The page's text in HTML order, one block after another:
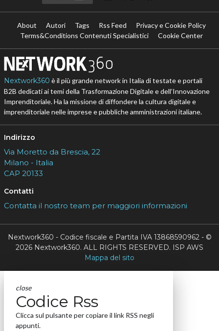
About Autori Tags Rss Feed
Privacy e Cookie Policy
Terms&Conditions Contenuti Specialistici
Cookie Center
Nextwork360 è il più grande network in Italia di testate e portali
B2B dedicati ai temi della Trasformazione Digitale e dell’Innovazione
Imprenditoriale. Ha la missione di diffondere la cultura digitale e
imprenditoriale nelle imprese e pubbliche amministrazioni italiane.
Indirizzo
Via Moretto da Brescia, 22
Milano - Italia
CAP 20133
Contatti
Contatta il nostro team per maggiori informazioni
Nextwork360 - Codice fiscale e Partita IVA 13868590962 - ©
2026 Nextwork360. ALL RIGHTS RESERVED. ISP AWS
Mappa del sito
close
Codice Rss
Clicca sul pulsante per copiare il link RSS negli
appunti.